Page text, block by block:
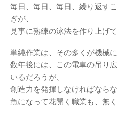
毎日、毎日、毎日、繰り返す
ぎが、
見事に熟練の泳法を作り上げ
単純作業は、その多くが機械
数年後には、この電車の吊り
いるだろうが、
創造力を発揮しなければなら
魚になって花開く職業も、無